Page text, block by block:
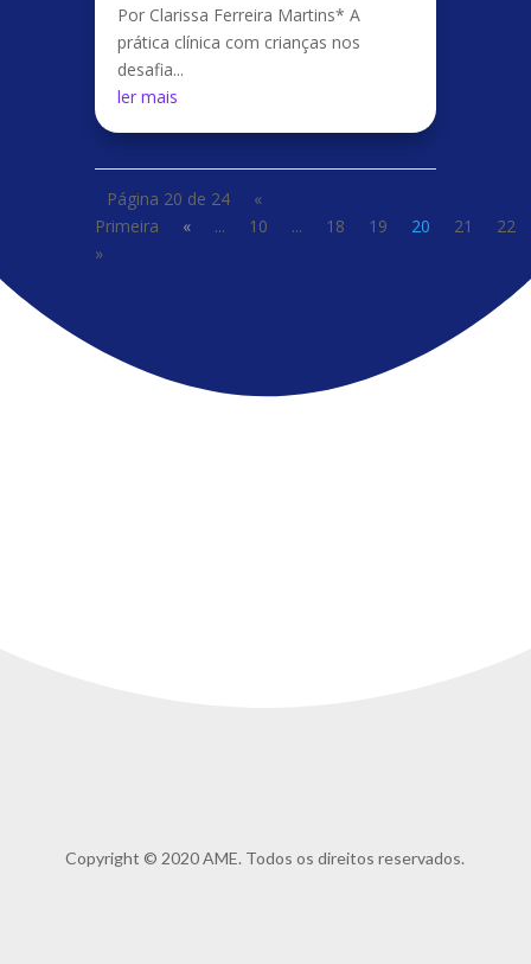
Por Clarissa Ferreira Martins* A
prática clínica com crianças nos
desafia...
ler mais
Página 20 de 24
«
Primeira
« ... 10 ... 18 19 20 21
22
»
Copyright © 2020 AME. Todos os direitos reservados.